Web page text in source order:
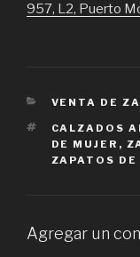
957, L2, Puerto
CATEGORIES
VENTA DE
TAGS
CALZADOS
DE MUJER ,
ZAPATOS
Agregar un